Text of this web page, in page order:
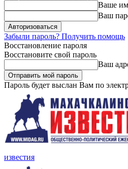
Ваше
Ваш
Забыли пароль? Получить помощь
Восстановление пароля
Восстановите свой пароль
Ваш
Пароль будет выслан Вам по
известия